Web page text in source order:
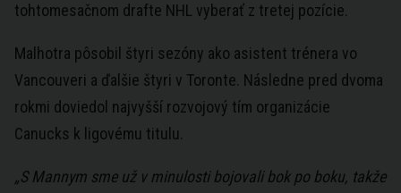
tohtomesačnom drafte NHL vyberať z tretej pozície.
Malhotra pôsobil štyri sezóny ako asistent trénera vo
Vancouveri a ďalšie štyri v Toronte. Následne pred dvoma
rokmi doviedol najvyšší rozvojový tím organizácie
Canucks k ligovému titulu.
„S Mannym sme už v minulosti bojovali bok po boku, takže